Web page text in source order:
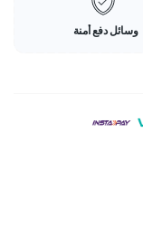
وسائل دفع أمنة